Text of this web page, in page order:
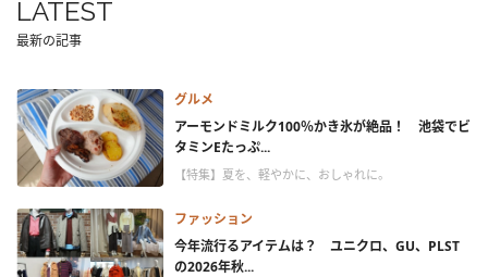
LATEST
最新の記事
グルメ
アーモンドミルク100％かき氷が絶品！ 池袋でビ
タミンEたっぷ...
【特集】夏を、軽やかに、おしゃれに。
ファッション
今年流行るアイテムは？ ユニクロ、GU、PLST
の2026年秋...